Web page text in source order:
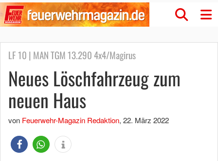
LF 10 | MAN TGM 13.290 4x4/Magirus
Neues Löschfahrzeug zum
neuen Haus
von Feuerwehr-Magazin Redaktion, 22. März 2022